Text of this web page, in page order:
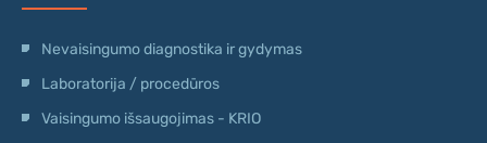
Nevaisingumo diagnostika ir gydymas
Laboratorija / procedūros
Vaisingumo išsaugojimas - KRIO